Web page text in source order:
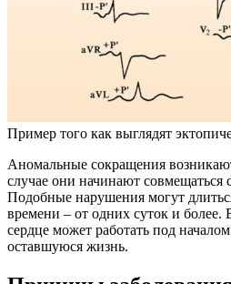
Пример того как выглядят
Аномальные сокращения
случае они начинают
Подобные нарушения могут
времени – от одних суток и более.
сердце может работать под
оставшуюся жизнь.